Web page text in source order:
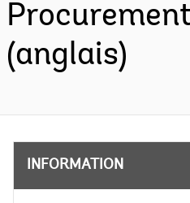
(anglais)
INFORMATION